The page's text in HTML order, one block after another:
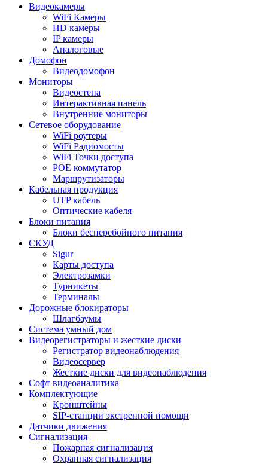
Видеокамеры
WiFi Камеры
HD камеры
IP камеры
Аналоговые
Домофон
Видеодомофон
Мониторы
Видеостена
Интерактивная панель
Внутренние мониторы
Сетевое оборудование
WiFi роутеры
WiFi Радиомосты
WiFi Точки доступа
POE коммутатор
Маршрутизаторы
Кабельная продукция
UTP кабель
Оптические кабеля
Блоки питания
Блоки бесперебойного питания
СКУД
Sigur
Карты доступа
Электрозамки
Турникеты
Терминалы
Дорожные блокираторы
Шлагбаумы
Cистема умный дом
Видеорегистраторы и жесткие диски
Регистратор видеонаблюдения
Видеосервер
Жесткие диски для видеонаблюдения
Софт видеоаналитика
Комплектующие
Кронштейны
SIP-станции экстренной помощи
Датчики движения
Сигнализация
Пожарная сигнализация
Охранная сигнализация